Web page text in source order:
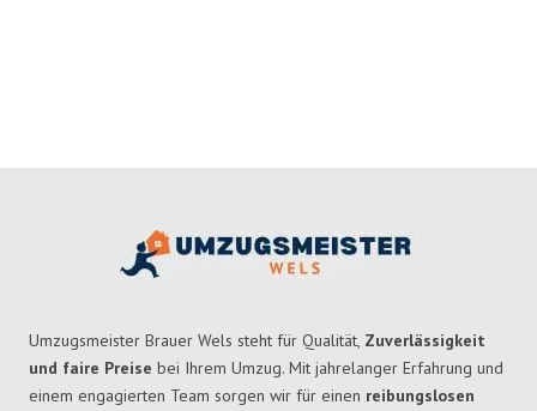
Umzugsmeister Brauer Wels steht für Qualität, Zuverlässigkeit
und faire Preise bei Ihrem Umzug. Mit jahrelanger Erfahrung und
einem engagierten Team sorgen wir für einen reibungslosen